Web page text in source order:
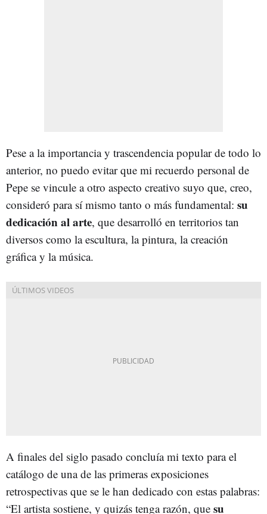
Pese a la importancia y trascendencia popular de todo lo
anterior, no puedo evitar que mi recuerdo personal de
Pepe se vincule a otro aspecto creativo suyo que, creo,
consideró para sí mismo tanto o más fundamental: su
dedicación al arte, que desarrolló en territorios tan
diversos como la escultura, la pintura, la creación
gráfica y la música.
A finales del siglo pasado concluía mi texto para el
catálogo de una de las primeras exposiciones
retrospectivas que se le han dedicado con estas palabras:
“El artista sostiene, y quizás tenga razón, que su